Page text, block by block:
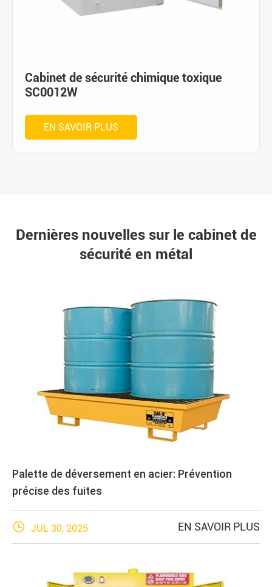
Cabinet de sécurité chimique toxique
SC0012W
EN SAVOIR PLUS
Dernières nouvelles sur le cabinet de
sécurité en métal
Palette de déversement en acier: Prévention
précise des fuites
 JUL 30, 2025 EN SAVOIR PLUS